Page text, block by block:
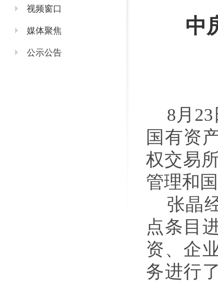
视频窗口
媒体聚焦
公示公告
中
8月
国有资
权交易
管理和
张晶
点条目
资、企
务进行